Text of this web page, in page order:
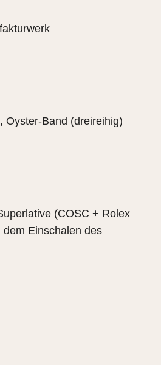
Oyster-Band (dreireihig)
(COSC + Rolex
Einschalen des